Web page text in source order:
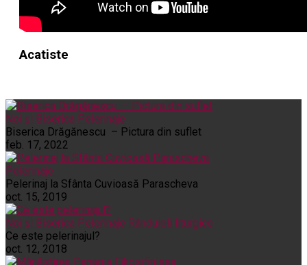
Acatiste
Noi și Biserica Pelerinaje
Biserica Drăgănescu – Pictura din suflet
feb. 17, 2022
Pelerinaje
Pelerinaj la Sfânta Cuvioasă Parascheva
oct. 15, 2019
Noi și Biserica Pelerinaje Rânduieli liturgice
Ce este pelerinajul?
oct. 12, 2018